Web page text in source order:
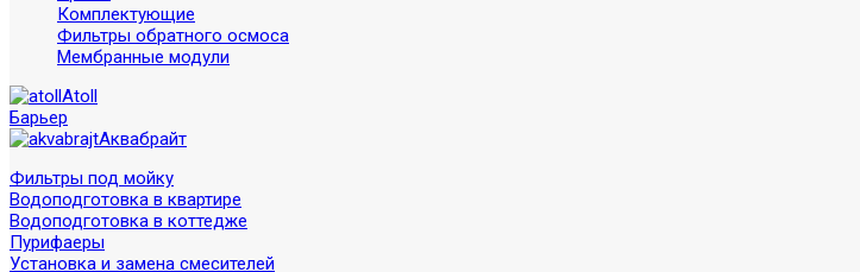
Комплектующие
Фильтры обратного осмоса
Мембранные модули
Atoll
Барьер
Аквабрайт
Фильтры под мойку
Водоподготовка в квартире
Водоподготовка в коттедже
Пурифаеры
Установка и замена смесителей